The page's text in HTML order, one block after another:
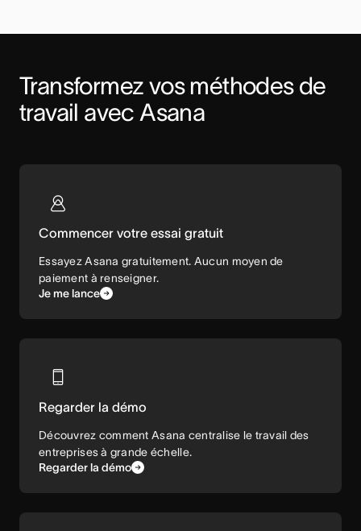
Transformez vos méthodes de
travail avec Asana
Commencer votre essai gratuit
Essayez Asana gratuitement. Aucun moyen de
paiement à renseigner.
Je me lance
Regarder la démo
Découvrez comment Asana centralise le travail des
entreprises à grande échelle.
Regarder la démo